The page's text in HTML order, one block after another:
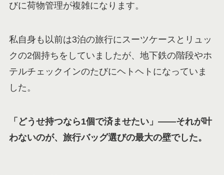
びに荷物管理が複雑になります。
私自身も以前は3泊の旅行にスーツケースとリュッ
クの2個持ちをしていましたが、地下鉄の階段やホ
テルチェックインのたびにヘトヘトになっていま
した。
「どうせ持つなら1個で済ませたい」——それが叶
わないのが、旅行バッグ選びの最大の壁でした。